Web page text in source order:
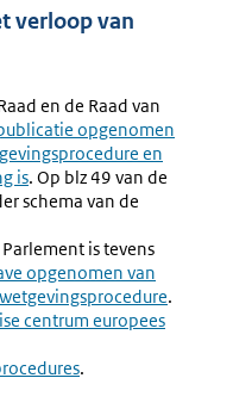
verloop van
en de Raad van
opgenomen
en
is. Op blz 49 van de
schema van de
is tevens
opgenomen van
.
centrum europees
.